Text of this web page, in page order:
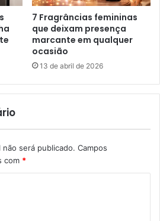
7 Fragrâncias femininas
que deixam presença
marcante em qualquer
ocasião
13 de abril de 2026
será publicado. Campos
com *